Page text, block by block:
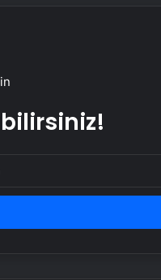
Serjoy : Dijital Medya
Reklam Ajansı, SEO
Dijital Taşımacılık